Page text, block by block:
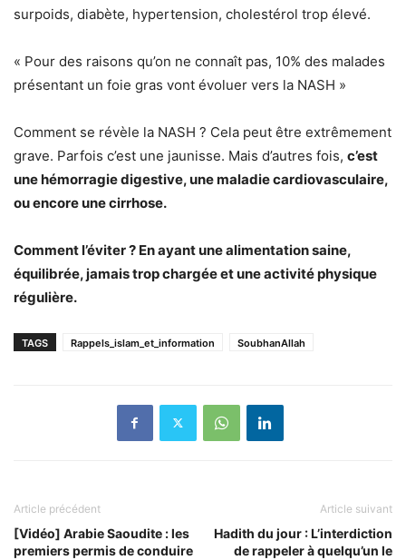
surpoids, diabète, hypertension, cholestérol trop élevé.
« Pour des raisons qu’on ne connaît pas, 10% des malades
présentant un foie gras vont évoluer vers la NASH »
Comment se révèle la NASH ? Cela peut être extrêmement
grave. Parfois c’est une jaunisse. Mais d’autres fois, c’est
une hémorragie digestive, une maladie cardiovasculaire,
ou encore une cirrhose.
Comment l’éviter ? En ayant une alimentation saine,
équilibrée, jamais trop chargée et une activité physique
régulière.
TAGS Rappels_islam_et_information SoubhanAllah
Article précédent
[Vidéo] Arabie Saoudite : les
premiers permis de conduire
Article suivant
Hadith du jour : L’interdiction
de rappeler à quelqu’un le